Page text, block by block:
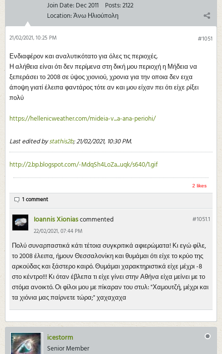
Join Date: Dec 2011 Posts:2122
Location:Άνω Ηλιούπολη
#1051
21/02/2021, 10:25 PM
Ενδιαφέρον και αναλυτικότατο για όλες τις περιοχές.
Η αλήθεια είναι ότι δεν περίμενα στη δική μου περιοχή η Μήδεια να
ξε περάσει το 2008 σε ύψος χιονιού, χρονια για την οποια δεν ειχα
άποψη γιατί έλειπα φαντάρος τότε αν και μου είχαν πει ότι είχε ρίξει
πολύ
https://hellenicweather.com/mideia-v...a-ana-periohi/
Last edited bystathis2b;21/02/2021, 10:30 PM.
http://2.bp.blogspot.com/-MdqSh4LoZa...uqk/s640/1.gif
2 likes
1 comment
#1051.1
Ioannis Xioniascommented
22/02/2021, 07:44 PM
Πολύ συναρπαστικά κάτι τέτοια συγκριτικά αφιερώματα! Κι εγώ φίλε,
το 2008 έλειπα, ήμουν Θεσσαλονίκη και θυμάμαι ότι είχε το κρύο της
αρκούδας και ξάστερο καιρό. Θυμάμαι χαρακτηριστικά είχε μέχρι -8
στο κέντρο!!! Κι όταν έβλεπα τι είχε γίνει στην Αθήνα είχα μείνει με το
στόμα ανοικτό. Οι φίλοι μου με πίκαραν του στυλ: "Χαμουτζή, μέχρι και
τα χιόνια μας παίρνετε τώρα;" χαχαχαχα
icestorm
Senior Member